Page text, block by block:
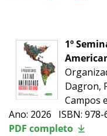
1º
Dagron,
Campos
Ano: 2026 ISBN: 978-
PDF completo